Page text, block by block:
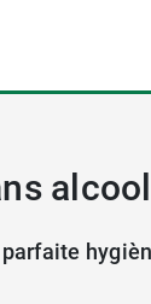
parfaite